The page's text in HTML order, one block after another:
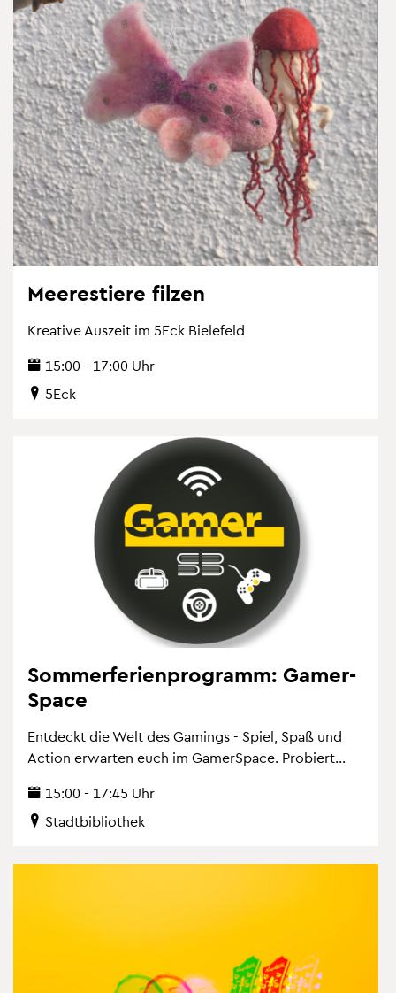
Mee­res­tie­re fil­zen
Krea­ti­ve Aus­zeit im 5Eck Bie­le­feld
15:00 - 17:00 Uhr
5Eck
Som­mer­fe­ri­en­pro­gramm: Ga­mer­
Space
Ent­deckt die Welt des Ga­mings - Spiel, Spaß und
Ac­tion er­war­ten euch im Ga­mer­Space. Pro­biert...
15:00 - 17:45 Uhr
Stadt­bi­blio­thek